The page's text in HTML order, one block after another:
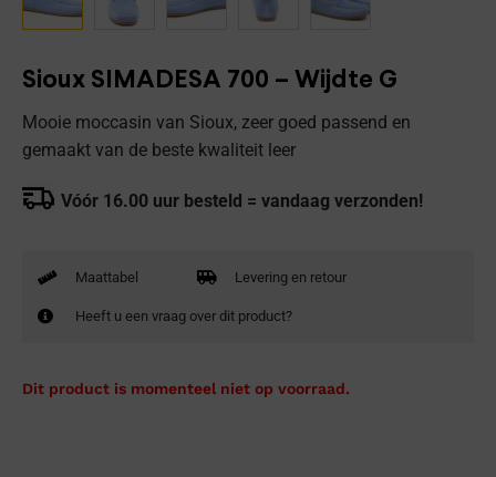
Sioux SIMADESA 700 – Wijdte G
Mooie moccasin van Sioux, zeer goed passend en
gemaakt van de beste kwaliteit leer
Vóór 16.00 uur besteld = vandaag verzonden!
Maattabel Levering en retour
Heeft u een vraag over dit product?
Dit product is momenteel niet op voorraad.